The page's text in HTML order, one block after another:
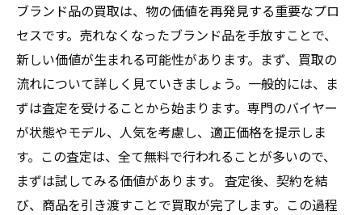
ブランド品の買取は、物の価値を再発見する重要なプロ
セスです。売れなくなったブランド品を手放すことで、
新しい価値が生まれる可能性があります。まず、買取の
流れについて詳しく見ていきましょう。一般的には、ま
ずは査定を受けることから始まります。専門のバイヤー
が状態やモデル、人気を考慮し、適正価格を提示しま
す。この査定は、全て無料で行われることが多いので、
まずは試してみる価値があります。 査定後、契約を結
び、商品を引き渡すことで買取が完了します。この過程